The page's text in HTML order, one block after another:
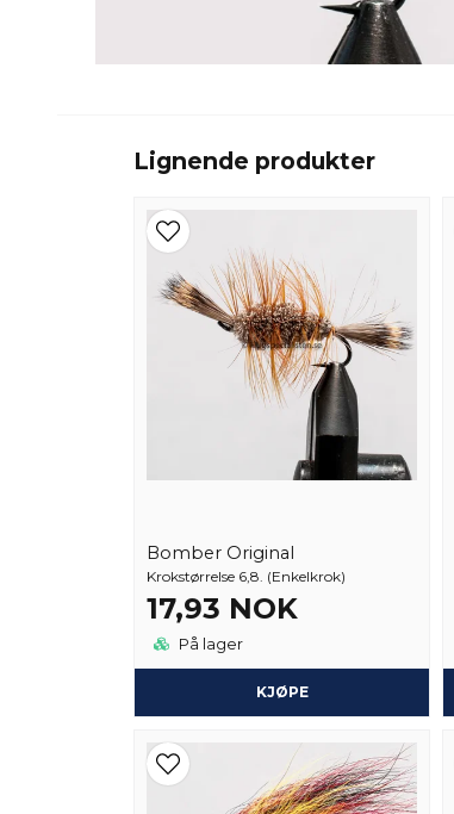
Lignende produkter
Bomber Original
Krokstørrelse 6,8. (Enkelkrok)
17,93 NOK
På lager
KJØPE